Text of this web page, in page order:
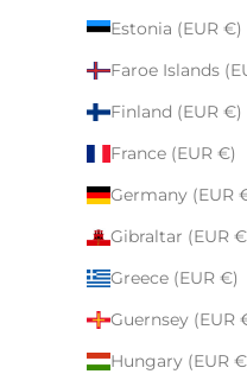
Estonia (EUR €)
Faroe Islands
Finland (EUR €)
France (EUR €)
Germany (EUR
Gibraltar (EUR
Greece (EUR €)
Guernsey (EUR
Hungary (EUR